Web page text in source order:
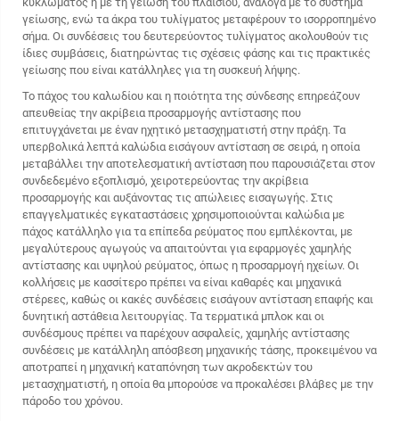
γείωσης, ενώ τα άκρα του τυλίγματος μεταφέρουν το ισορροπημένο
σήμα. Οι συνδέσεις του δευτερεύοντος τυλίγματος ακολουθούν τις
ίδιες συμβάσεις, διατηρώντας τις σχέσεις φάσης και τις πρακτικές
γείωσης που είναι κατάλληλες για τη συσκευή λήψης.
Το πάχος του καλωδίου και η ποιότητα της σύνδεσης επηρεάζουν
απευθείας την ακρίβεια προσαρμογής αντίστασης που
επιτυγχάνεται με έναν ηχητικό μετασχηματιστή στην πράξη. Τα
υπερβολικά λεπτά καλώδια εισάγουν αντίσταση σε σειρά, η οποία
μεταβάλλει την αποτελεσματική αντίσταση που παρουσιάζεται στον
συνδεδεμένο εξοπλισμό, χειροτερεύοντας την ακρίβεια
προσαρμογής και αυξάνοντας τις απώλειες εισαγωγής. Στις
επαγγελματικές εγκαταστάσεις χρησιμοποιούνται καλώδια με
πάχος κατάλληλο για τα επίπεδα ρεύματος που εμπλέκονται, με
μεγαλύτερους αγωγούς να απαιτούνται για εφαρμογές χαμηλής
αντίστασης και υψηλού ρεύματος, όπως η προσαρμογή ηχείων. Οι
κολλήσεις με κασσίτερο πρέπει να είναι καθαρές και μηχανικά
στέρεες, καθώς οι κακές συνδέσεις εισάγουν αντίσταση επαφής και
δυνητική αστάθεια λειτουργίας. Τα τερματικά μπλοκ και οι
συνδέσμους πρέπει να παρέχουν ασφαλείς, χαμηλής αντίστασης
συνδέσεις με κατάλληλη απόσβεση μηχανικής τάσης, προκειμένου να
αποτραπεί η μηχανική καταπόνηση των ακροδεκτών του
μετασχηματιστή, η οποία θα μπορούσε να προκαλέσει βλάβες με την
πάροδο του χρόνου.